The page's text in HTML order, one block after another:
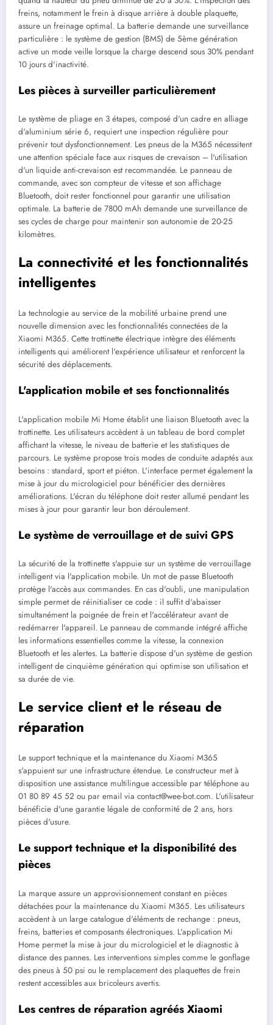
freins, notamment le frein à disque arrière à double plaquette,
assure un freinage optimal. La batterie demande une surveillance
particulière : le système de gestion (BMS) de 5ème génération
active un mode veille lorsque la charge descend sous 30% pendant
10 jours d'inactivité.
Les pièces à surveiller particulièrement
Le système de pliage en 3 étapes, composé d'un cadre en alliage
d'aluminium série 6, requiert une inspection régulière pour
prévenir tout dysfonctionnement. Les pneus de la M365 nécessitent
une attention spéciale face aux risques de crevaison – l'utilisation
d'un liquide anti-crevaison est recommandée. Le panneau de
commande, avec son compteur de vitesse et son affichage
Bluetooth, doit rester fonctionnel pour garantir une utilisation
optimale. La batterie de 7800 mAh demande une surveillance de
ses cycles de charge pour maintenir son autonomie de 20-25
kilomètres.
La connectivité et les fonctionnalités
intelligentes
La technologie au service de la mobilité urbaine prend une
nouvelle dimension avec les fonctionnalités connectées de la
Xiaomi M365. Cette trottinette électrique intègre des éléments
intelligents qui améliorent l'expérience utilisateur et renforcent la
sécurité des déplacements.
L'application mobile et ses fonctionnalités
L'application mobile Mi Home établit une liaison Bluetooth avec la
trottinette. Les utilisateurs accèdent à un tableau de bord complet
affichant la vitesse, le niveau de batterie et les statistiques de
parcours. Le système propose trois modes de conduite adaptés aux
besoins : standard, sport et piéton. L'interface permet également la
mise à jour du micrologiciel pour bénéficier des dernières
améliorations. L'écran du téléphone doit rester allumé pendant les
mises à jour pour garantir leur bon déroulement.
Le système de verrouillage et de suivi GPS
La sécurité de la trottinette s'appuie sur un système de verrouillage
intelligent via l'application mobile. Un mot de passe Bluetooth
protège l'accès aux commandes. En cas d'oubli, une manipulation
simple permet de réinitialiser ce code : il suffit d'abaisser
simultanément la poignée de frein et l'accélérateur avant de
redémarrer l'appareil. Le panneau de commande intégré affiche
les informations essentielles comme la vitesse, la connexion
Bluetooth et les alertes. La batterie dispose d'un système de gestion
intelligent de cinquième génération qui optimise son utilisation et
sa durée de vie.
Le service client et le réseau de
réparation
Le support technique et la maintenance du Xiaomi M365
s'appuient sur une infrastructure étendue. Le constructeur met à
disposition une assistance multilingue accessible par téléphone au
01 80 89 45 52 ou par email via contact@wee-bot.com. L'utilisateur
bénéficie d'une garantie légale de conformité de 2 ans, hors
pièces d'usure.
Le support technique et la disponibilité des
pièces
La marque assure un approvisionnement constant en pièces
détachées pour la maintenance du Xiaomi M365. Les utilisateurs
accèdent à un large catalogue d'éléments de rechange : pneus,
freins, batteries et composants électroniques. L'application Mi
Home permet la mise à jour du micrologiciel et le diagnostic à
distance des pannes. Les interventions simples comme le gonflage
des pneus à 50 psi ou le remplacement des plaquettes de frein
restent accessibles aux bricoleurs avertis.
Les centres de réparation agréés Xiaomi